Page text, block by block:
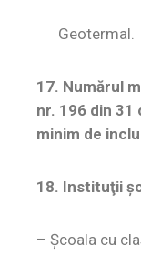
Geotermal.
17. Numărul
nr. 196 din
minim de
18. Instituţii
– Şcoala cu